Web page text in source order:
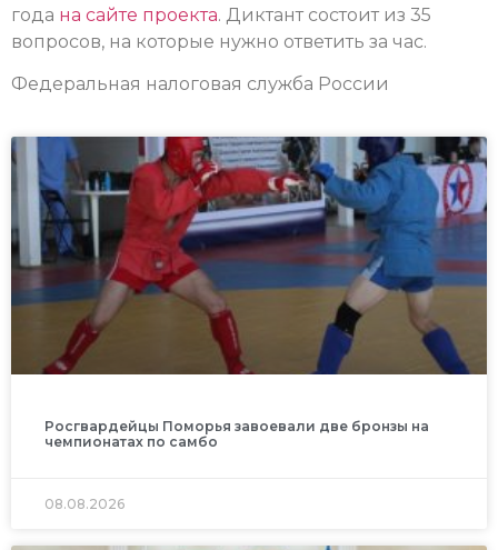
года на сайте проекта. Диктант состоит из 35
вопросов, на которые нужно ответить за час.
Федеральная налоговая служба России
Росгвардейцы Поморья завоевали две бронзы на
чемпионатах по самбо
08.08.2026